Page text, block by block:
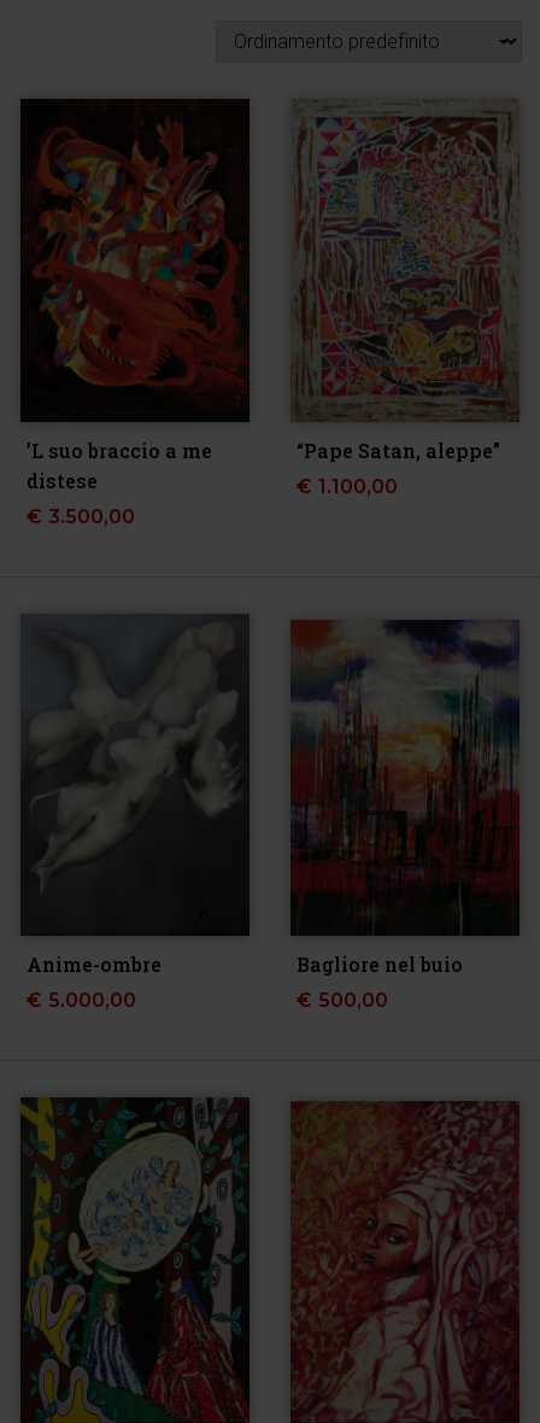
’L suo braccio a me
distese
€ 3.500,00
“Pape Satan, aleppe”
€ 1.100,00
Anime-ombre
€ 5.000,00
Bagliore nel buio
€ 500,00